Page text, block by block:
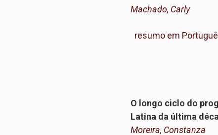
Machado, Carly
resumo em
O longo ciclo do
Latina da última
Moreira, Constanza